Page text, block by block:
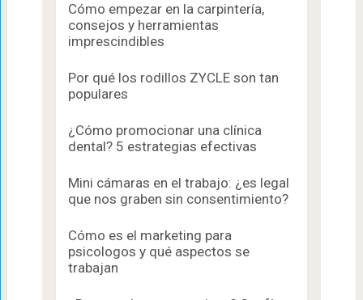
Cómo empezar en la carpintería,
consejos y herramientas
imprescindibles
Por qué los rodillos ZYCLE son tan
populares
¿Cómo promocionar una clínica
dental? 5 estrategias efectivas
Mini cámaras en el trabajo: ¿es legal
que nos graben sin consentimiento?
Cómo es el marketing para
psicologos​ y qué aspectos se
trabajan